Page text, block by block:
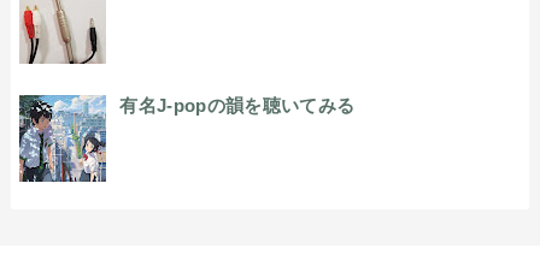
有名J-popの韻を聴いてみる